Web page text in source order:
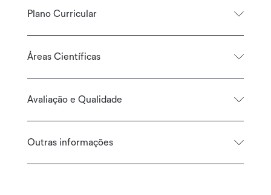
Plano Curricular
Áreas Científicas
Avaliação e Qualidade
Outras informações